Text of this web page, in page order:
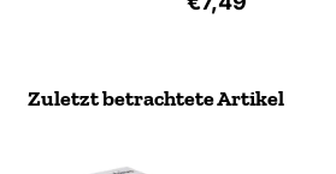
Zuletzt betrachtete Artikel